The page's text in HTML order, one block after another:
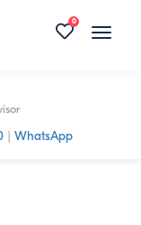
Toggle
0
| WhatsApp